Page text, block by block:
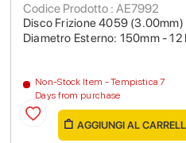
Disco Frizione 4059
Diametro Esterno: 150mm - 12
Codice Prodotto : AE7992
Non-Stock Item - Tempistica 7
Days from purchase
AGGIUNGI AL